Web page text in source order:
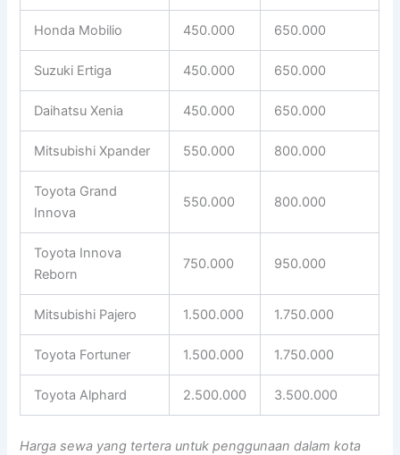
Honda Mobilio 450.000 650.000
Suzuki Ertiga 450.000 650.000
Daihatsu Xenia 450.000 650.000
Mitsubishi Xpander 550.000 800.000
Toyota Grand
Innova
550.000 800.000
Toyota Innova
Reborn
750.000 950.000
Mitsubishi Pajero 1.500.000 1.750.000
Toyota Fortuner 1.500.000 1.750.000
Toyota Alphard 2.500.000 3.500.000
Harga sewa yang tertera untuk penggunaan dalam kota